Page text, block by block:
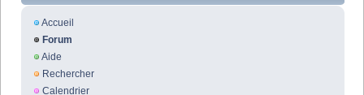
Accueil
Forum
Aide
Rechercher
Calendrier